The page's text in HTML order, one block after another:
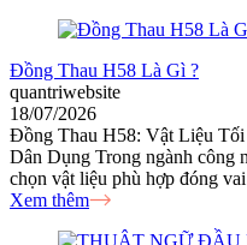
Đồng Thau H58 Là Gì ?
quantriwebsite
18/07/2026
Đồng Thau H58: Vật Liệu
Dân Dụng Trong ngành công
chọn vật liệu phù hợp đóng
Xem thêm